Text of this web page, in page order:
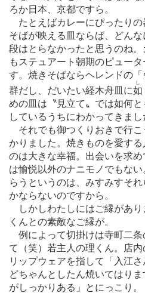
ろか日本、京都ですら。
たとえばカレーにぴったりの
そばが映える皿ならば、どん
段はとらなかったと思うのね
もステュアート朝期のピュー
す。焼きそばならヘレンドの
群だし、だいたい経木舟皿に如
し
めの皿は〝見立て〟では如何
しているうちにわかってきまし
それでも御つくりおきで行こ
かりました。焼きものを愛す
のは大きな幸福。出会いを求
は愉悦以外のナニモノでもな
らうというのは、みすみすそ
かならないのですから。
しかしわたしにはご縁があり
くんとの素敵なご縁が。
例によって切掛けは寺町二条
て（笑）若主人の理くん。店
リップウェアを指して「入江
どちゃんとしたん焼いてはり
がしっかりある」とにっこり。